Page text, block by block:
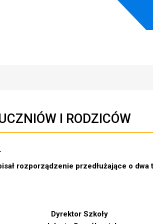
I RODZICÓW
rozporządzenie przedłużające o
Szkoły